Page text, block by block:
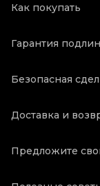
Как покупать
Гарантия
Безопасная
Доставка и
Предложите